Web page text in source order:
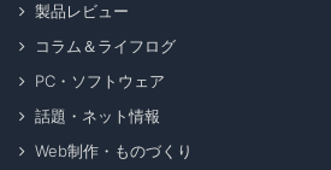
製品レビュー
コラム＆ライフログ
PC・ソフトウェア
話題・ネット情報
Web制作・ものづくり